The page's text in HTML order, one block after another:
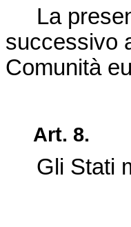
La
successivo
Comunità
Art. 8.
Gli Stati